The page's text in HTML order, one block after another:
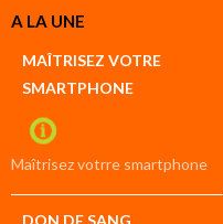
Créer
compte
compte
A LA UNE
MAÎTRISEZ VOTRE
SMARTPHONE
Maîtrisez votrre smartphone
DON DE SANG